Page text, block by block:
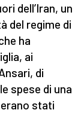
dell’Iran, un
del regime di
ha
ai
di
spese di una
stati